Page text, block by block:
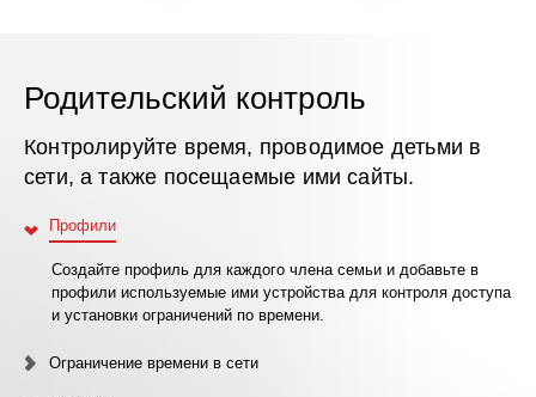
Родительский контроль
Контролируйте время, проводимое детьми в
сети, а также посещаемые ими сайты.
Профили
Создайте профиль для каждого члена семьи и добавьте в
профили используемые ими устройства для контроля доступа
и установки ограничений по времени.
Ограничение времени в сети